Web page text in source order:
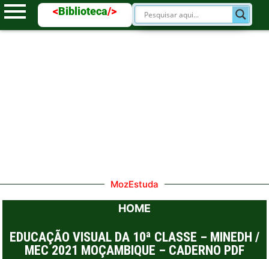
<Biblioteca/>
MozEstuda
HOME
EDUCAÇÃO VISUAL DA 10ª CLASSE – MINEDH /
MEC 2021 MOÇAMBIQUE – CADERNO PDF